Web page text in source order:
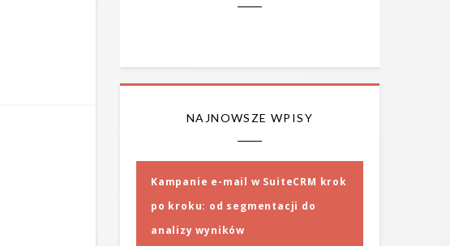
NAJNOWSZE WPISY
Kampanie e-mail w SuiteCRM krok
po kroku: od segmentacji do
analizy wyników